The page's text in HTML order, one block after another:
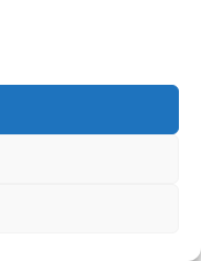
documenten en
financiële
zoals
van uw